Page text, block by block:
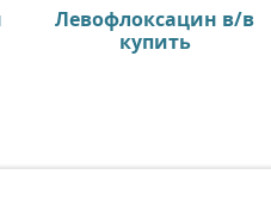
Левофлоксацин в/в
купить